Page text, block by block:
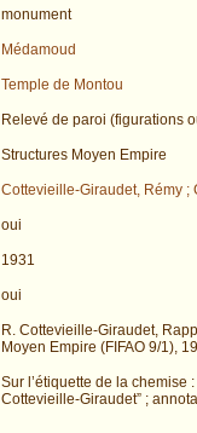
monument
Médamoud
Temple de Montou
Relevé de paroi (figurations
Structures Moyen Empire
Cottevieille-Giraudet, Rémy ;
oui
1931
oui
R. Cottevieille-Giraudet,
Moyen Empire (FIFAO 9/1),
Sur l’étiquette de la chemise
Cottevieille-Giraudet” ;